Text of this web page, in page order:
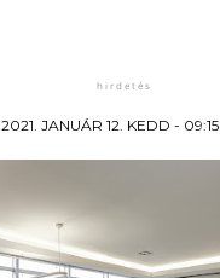
2021. JANUÁR 12. KEDD - 09:15